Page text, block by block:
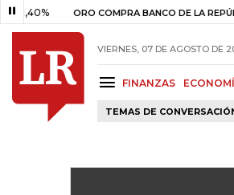
ORO COMPRA BANCO DE LA REPÚBLICA
VIERNES, 07 DE AGOSTO DE
FINANZAS
TEMAS DE